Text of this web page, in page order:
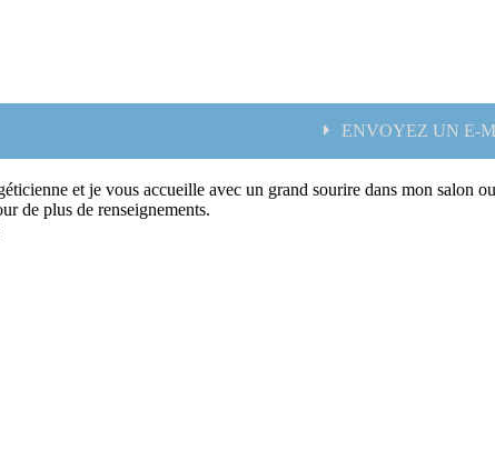
ENVOYEZ UN E-
et je vous accueille avec un grand sourire dans mon
de plus de renseignements.